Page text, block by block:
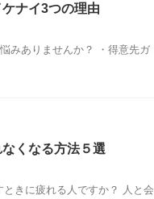
ナイ3つの理由
みありませんか？ ・得意先ガ
くなる方法５選
きに疲れる人ですか？ 人と会